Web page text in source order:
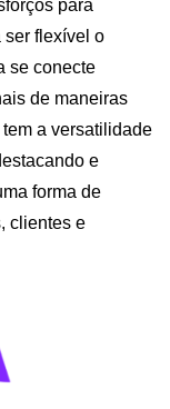
para
ser flexível o
se conecte
de maneiras
a versatilidade
e
forma de
clientes e